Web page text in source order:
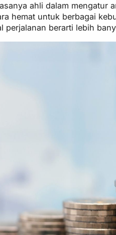
ahli dalam mengatur
hemat untuk berbagai
perjalanan berarti lebih